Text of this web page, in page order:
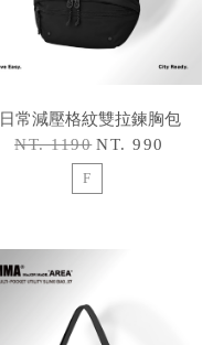
日常減壓格紋雙拉鍊胸包
NT. 1190 NT. 990
F